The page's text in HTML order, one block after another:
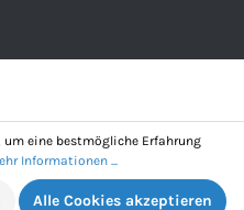
um eine bestmögliche Erfahrung
Informationen ...
Alle Cookies akzeptieren